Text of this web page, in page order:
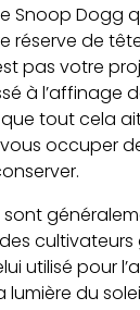
Snoop Dogg
réserve de
pas votre
à l’affinage
tout cela
occuper
cultivateurs
utilisé pour
lumière du